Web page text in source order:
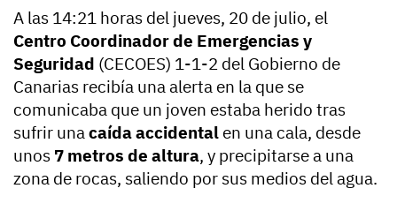
A las 14:21 horas del jueves, 20 de julio, el
Centro Coordinador de Emergencias y
Seguridad (CECOES) 1-1-2 del Gobierno de
Canarias recibía una alerta en la que se
comunicaba que un joven estaba herido tras
sufrir unacaída accidental en una cala, desde
unos 7 metros de altura, y precipitarse a una
zona de rocas, saliendo por sus medios del agua.